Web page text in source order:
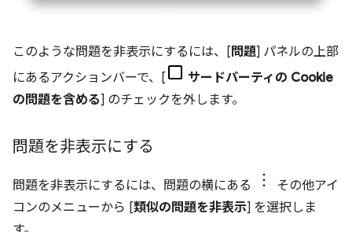
このような問題を非表示にするには、[ 問題] パネルの上部
にあるアクションバーで、[
サードパーティの Cookie
の問題を含める] のチェックを外します。
問題を非表示にする
問題を非表示にするには、問題の横にある
その他アイ
コンのメニューから [類似の問題を非表示] を選択しま